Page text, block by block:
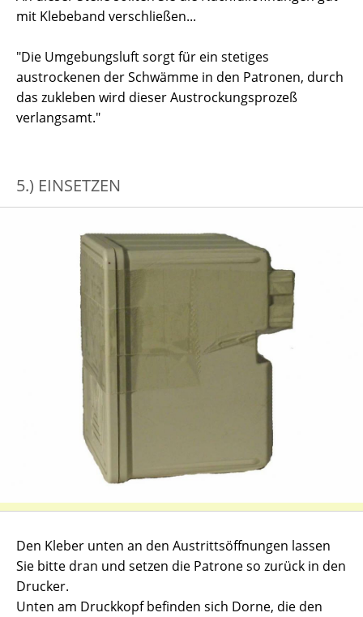
mit Klebeband verschließen...
"Die Umgebungsluft sorgt für ein stetiges
austrockenen der Schwämme in den Patronen, durch
das zukleben wird dieser Austrockungsprozeß
verlangsamt."
5.) EINSETZEN
Den Kleber unten an den Austrittsöffnungen lassen
Sie bitte dran und setzen die Patrone so zurück in den
Drucker.
Unten am Druckkopf befinden sich Dorne, die den